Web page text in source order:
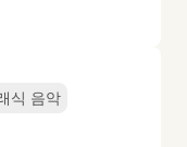
식 음악